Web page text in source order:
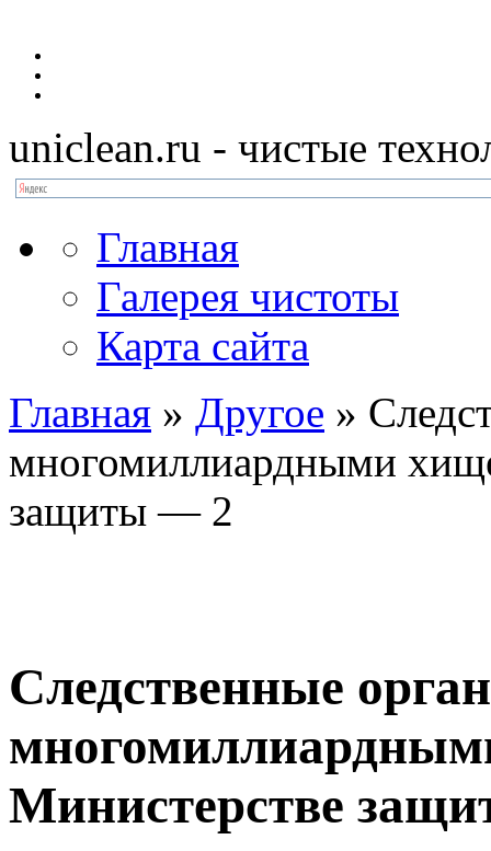
uniclean.ru - чистые
Главная
Галерея чистоты
Карта сайта
Главная » Другое »
многомиллиардными
защиты — 2
Следственные
Министерстве